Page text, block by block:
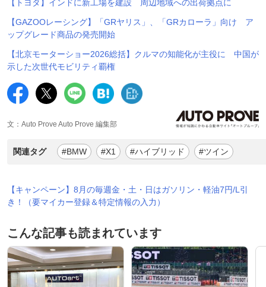
【トヨタ】インドに新工場を建設 周辺地域への出荷拠点に
【GAZOOレーシング】「GRヤリス」、「GRカローラ」向け ア
ップグレード商品の発売開始
【北京モーターショー2026総括】クルマの知能化が主役に 中国が
示した次世代モビリティ覇権
文：Auto Prove Auto Prove 編集部
関連タグ #BMW #X1 #ハイブリッド #ツイン
【キャンペーン】8月の毎週金・土・日はガソリン・軽油7円/L引
き！（要マイカー登録＆特定情報の入力）
こんな記事も読まれています